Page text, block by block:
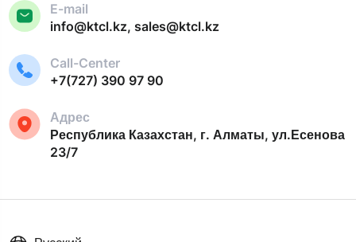
E-mail
info@ktcl.kz, sales@ktcl.kz
Call-Center
+7(727) 390 97 90
Адрес
Республика Казахстан, г. Алматы, ул.Есенова
23/7